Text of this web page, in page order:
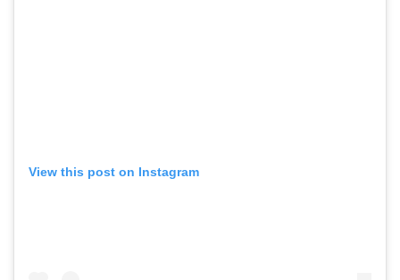
View this post on Instagram